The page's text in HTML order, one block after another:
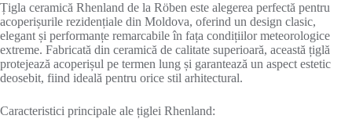
Țigla ceramică Rhenland de la Röben este alegerea perfectă pentru
acoperișurile rezidențiale din Moldova, oferind un design clasic,
elegant și performanțe remarcabile în fața condițiilor meteorologice
extreme. Fabricată din ceramică de calitate superioară, această țiglă
protejează acoperișul pe termen lung și garantează un aspect estetic
deosebit, fiind ideală pentru orice stil arhitectural.
Caracteristici principale ale țiglei Rhenland: